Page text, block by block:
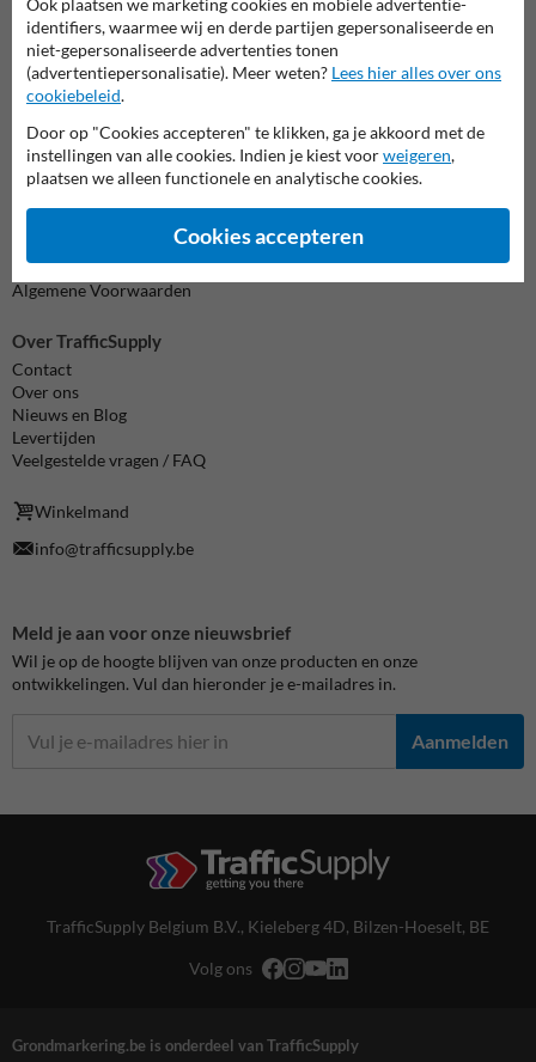
info@trafficsupply.be
Alle contactgegevens
Informatie
Sitemap
Algemene Voorwaarden
Over TrafficSupply
Contact
Over ons
Nieuws en Blog
Levertijden
Veelgestelde vragen / FAQ
Winkelmand
info@trafficsupply.be
Meld je aan voor onze nieuwsbrief
Wil je op de hoogte blijven van onze producten en onze
ontwikkelingen. Vul dan hieronder je e-mailadres in.
Aanmelden
TrafficSupply Belgium B.V., Kieleberg 4D, Bilzen-Hoeselt, BE
Volg ons
Grondmarkering.be is onderdeel van TrafficSupply
Ook plaatsen we marketing cookies en mobiele advertentie-
identifiers, waarmee wij en derde partijen gepersonaliseerde en
niet-gepersonaliseerde advertenties tonen
(advertentiepersonalisatie). Meer weten? Lees hier alles over ons
cookiebeleid.
Door op "Cookies accepteren" te klikken, ga je akkoord met de
instellingen van alle cookies. Indien je kiest voorweigeren,
plaatsen we alleen functionele en analytische cookies.
Cookies accepteren